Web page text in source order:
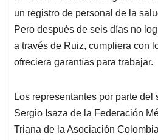
un registro de personal de la
Pero después de seis días no
a través de Ruiz, cumpliera con
ofreciera garantías para trabajar.
Los representantes por parte del
Sergio Isaza de la Federación
Triana de la Asociación